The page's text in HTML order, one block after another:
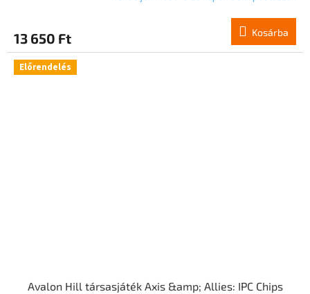
13 650 Ft Kosárba
Előrendelés
Avalon Hill társasjáték Axis &amp; Allies: IPC Chips